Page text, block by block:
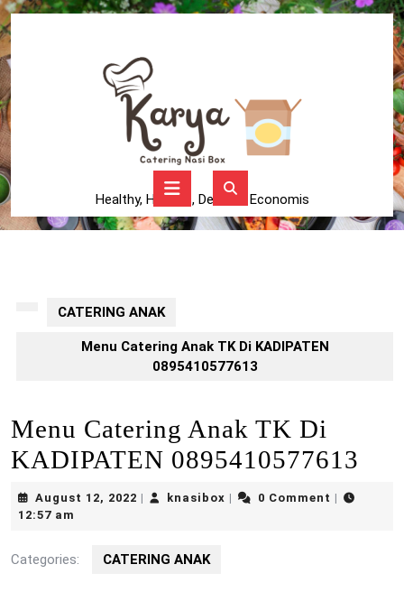
Skip
to
content
Healthy, Higienis, Delicius, Economis
Button
CATERING ANAK
Menu Catering Anak TK Di KADIPATEN
0895410577613
Menu Catering Anak TK Di
KADIPATEN 0895410577613
August 12, 2022 Augustknasibox knasibox0 Comment
12:57 am
Categories: CATERING ANAK